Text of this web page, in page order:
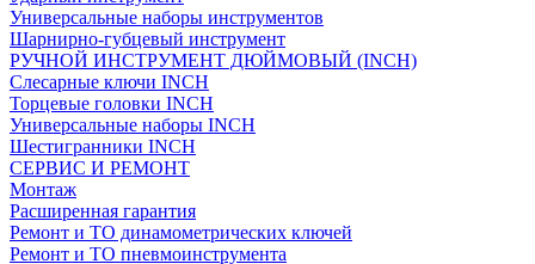
Универсальные наборы инструментов
Шарнирно-губцевый инструмент
РУЧНОЙ ИНСТРУМЕНТ ДЮЙМОВЫЙ (INCH)
Слесарные ключи INCH
Торцевые головки INCH
Универсальные наборы INCH
Шестигранники INCH
СЕРВИС И РЕМОНТ
Монтаж
Расширенная гарантия
Ремонт и ТО динамометрических ключей
Ремонт и ТО пневмоинструмента